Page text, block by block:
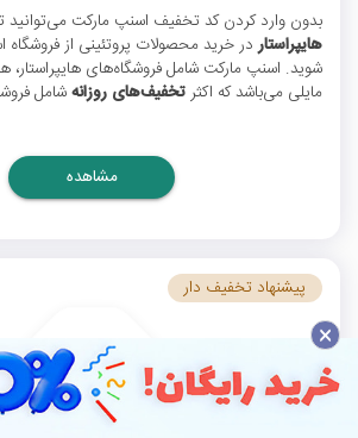
بدون وارد کردنکد تخفیف اسنپ مارکت می‌توانید تا
هایپراستاردر خرید محصولات پروتئینی از فروشگاه
شوید. اسنپ مارکت شامل فروشگاه‌های هایپراستار،
مایلی می‌باشد که اکثر تخفیف‌های روزانهشامل
مشاهده
پیشنهاد تخفیف دار
×